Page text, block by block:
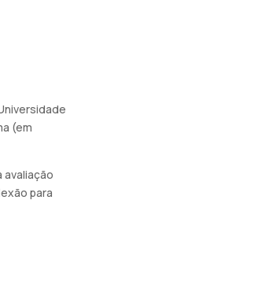
(em
para